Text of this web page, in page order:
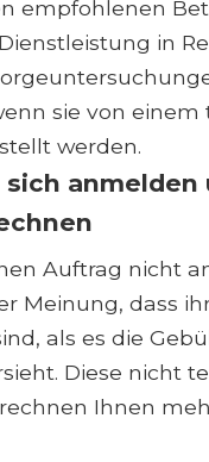
empfohlenen
in
sie von
werden.
anmelden
Auftrag nicht
Meinung, dass
als es die
Diese nicht
Ihnen